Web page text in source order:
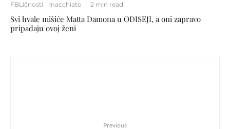
FBLičnosti macchiato · 2 min read
Svi hvale mišiće Matta Damona u ODISEJI, a oni zapravo
pripadaju ovoj ženi
Previous